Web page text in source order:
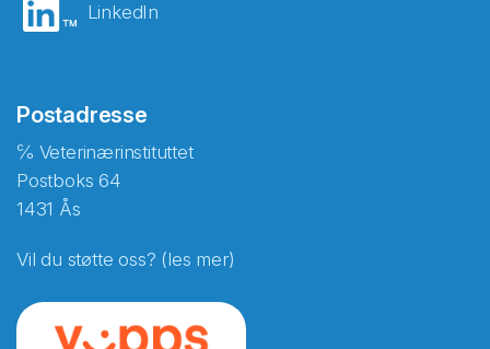
LinkedIn
Postadresse
℅ Veterinærinstituttet
Postboks 64
1431 Ås
Vil du støtte oss? (les mer)